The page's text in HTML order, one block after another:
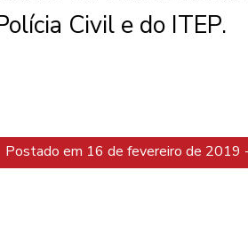
Civil e do ITEP.
Postado em 16 de fevereiro de 2019